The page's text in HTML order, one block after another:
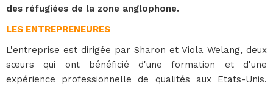
des réfugiées de la zone anglophone.
LES ENTREPRENEURES
L'entreprise est dirigée par Sharon et Viola Welang, deux
sœurs qui ont bénéficié d'une formation et d'une
expérience professionnelle de qualités aux Etats-Unis.